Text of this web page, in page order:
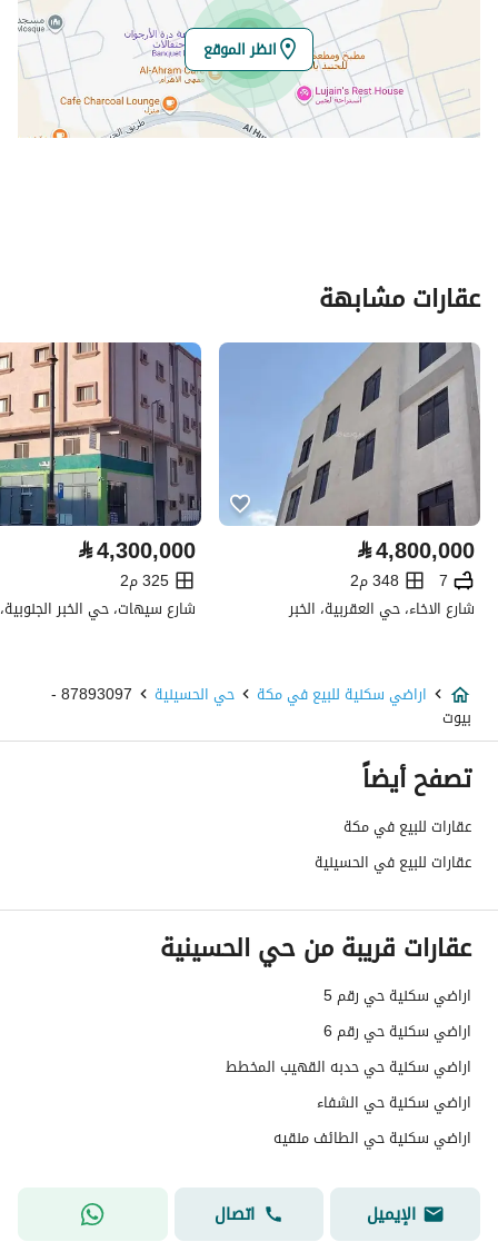
خط الطول
39.9224262790364
تفاصيل العقار
نوع الإعلان
للبيع
السعر
المساحة
575.9
عدد الغرف
خدمات العقار
كهرباء نعم
تفاصيل اضافية
عرض الشارع
15
رقم المخطط
942568 / 2010 / 002001010
رقم صك الملكية
واجهة العقار
الضمانات والمدة
-
قنوات الاعلان
هل يوجد اي التزام على
العقار ؟
مطابقة لكود البناء
-
العقار مرهون لا
انظر الموقع
عقارات مشابهة
⃁4,800,000
7
348 م2
شارع الاخاء، حي العقربية، الخبر
⃁4,300,000
325 م2
شارع سيهات، حي الخبر الجنوبية،
اراضي سكنية للبيع في مكة حي الحسينية 87893097 -
بيوت
تصفح أيضاً
عقارات للبيع في مكة
عقارات للبيع في الحسينية
عقارات قريبة من حي الحسينية
اراضي سكنية حي رقم 5
اراضي سكنية حي رقم 6
اراضي سكنية حي حدبه القهيب المخطط
اراضي سكنية حي الشفاء
اراضي سكنية حي الطائف منقيه
ياسر الغامدي
الإيميل اتصال